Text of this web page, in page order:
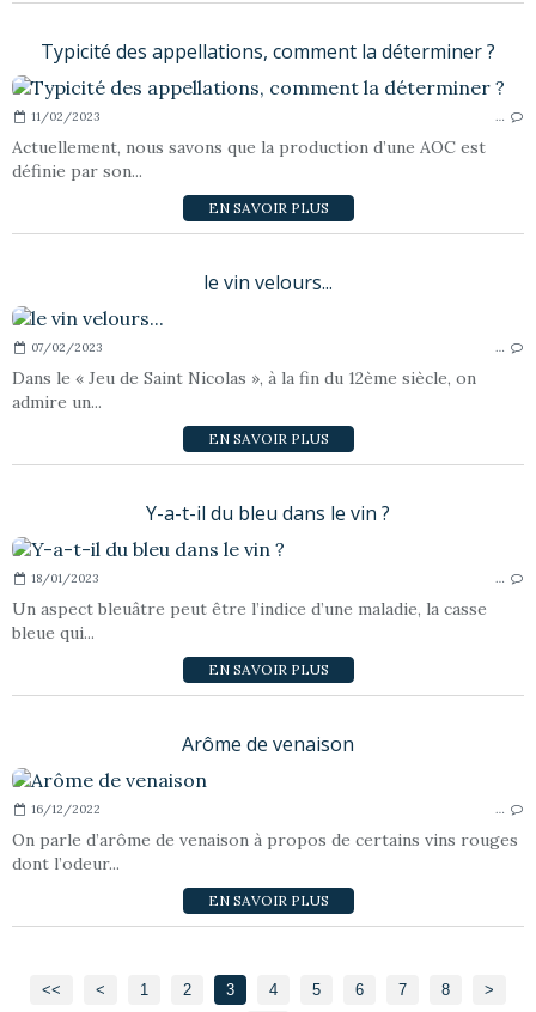
Typicité des appellations, comment la déterminer ?
11/02/2023 …
Actuellement, nous savons que la production d’une AOC est
définie par son...
EN SAVOIR PLUS
le vin velours...
07/02/2023 …
Dans le « Jeu de Saint Nicolas », à la fin du 12ème siècle, on
admire un...
EN SAVOIR PLUS
Y-a-t-il du bleu dans le vin ?
18/01/2023 …
Un aspect bleuâtre peut être l’indice d’une maladie, la casse
bleue qui...
EN SAVOIR PLUS
Arôme de venaison
16/12/2022 …
On parle d’arôme de venaison à propos de certains vins rouges
dont l’odeur...
EN SAVOIR PLUS
<< < 1 2 3 4 5 6 7 8
>